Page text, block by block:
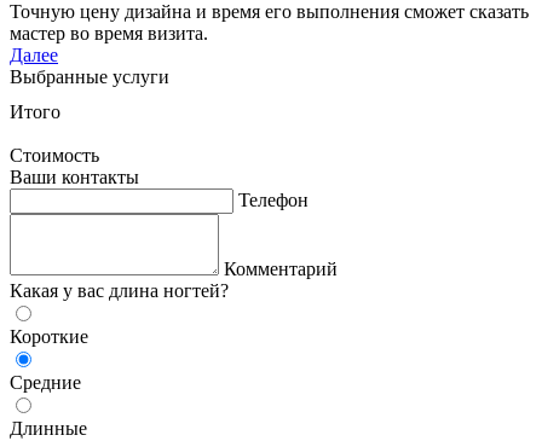
Точную цену дизайна и время его выполнения сможет сказать
мастер во время визита.
Далее
Выбранные услуги
Итого
Стоимость
Ваши контакты
Телефон
Комментарий
Какая у вас длина ногтей?
Короткие
Средние
Длинные